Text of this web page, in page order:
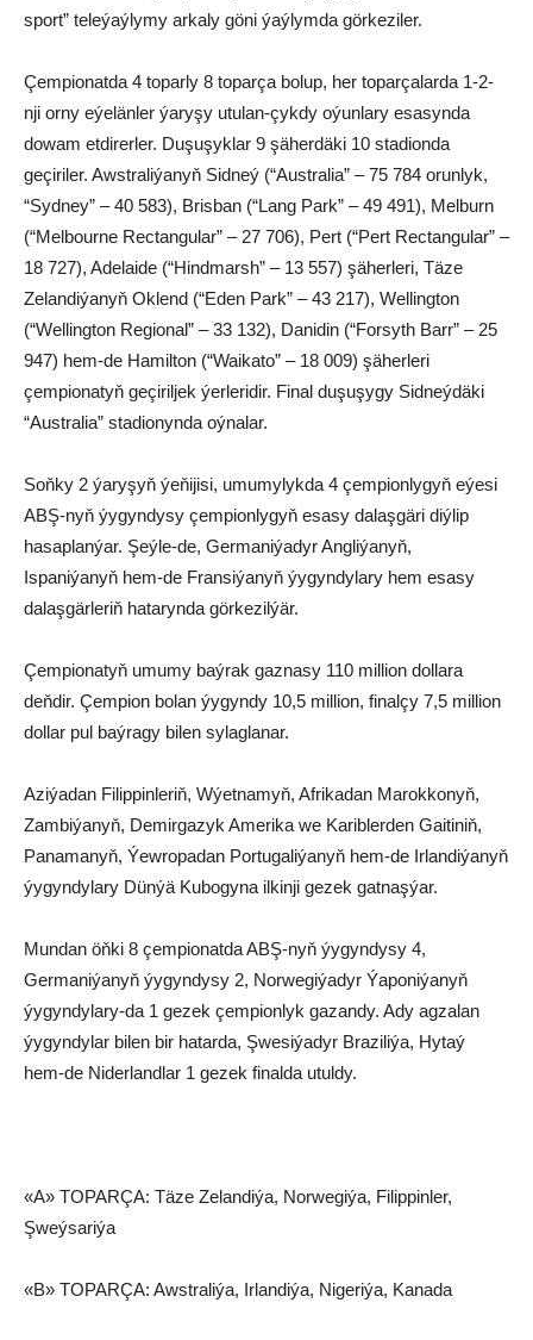
sport” teleýaýlymy arkaly göni ýaýlymda görkeziler.
Çempionatda 4 toparly 8 toparça bolup, her toparçalarda 1-2-
nji orny eýelänler ýaryşy utulan-çykdy oýunlary esasynda
dowam etdirerler. Duşuşyklar 9 şäherdäki 10 stadionda
geçiriler. Awstraliýanyň Sidneý (“Australia” – 75 784 orunlyk,
“Sydney” – 40 583), Brisban (“Lang Park” – 49 491), Melburn
(“Melbourne Rectangular” – 27 706), Pert (“Pert Rectangular” –
18 727), Adelaide (“Hindmarsh” – 13 557) şäherleri, Täze
Zelandiýanyň Oklend (“Eden Park” – 43 217), Wellington
(“Wellington Regional” – 33 132), Danidin (“Forsyth Barr” – 25
947) hem-de Hamilton (“Waikato” – 18 009) şäherleri
çempionatyň geçiriljek ýerleridir. Final duşuşygy Sidneýdäki
“Australia” stadionynda oýnalar.
Soňky 2 ýaryşyň ýeňijisi, umumylykda 4 çempionlygyň eýesi
ABŞ-nyň ýygyndysy çempionlygyň esasy dalaşgäri diýlip
hasaplanýar. Şeýle-de, Germaniýadyr Angliýanyň,
Ispaniýanyň hem-de Fransiýanyň ýygyndylary hem esasy
dalaşgärleriň hatarynda görkezilýär.
Çempionatyň umumy baýrak gaznasy 110 million dollara
deňdir. Çempion bolan ýygyndy 10,5 million, finalçy 7,5 million
dollar pul baýragy bilen sylaglanar.
Aziýadan Filippinleriň, Wýetnamyň, Afrikadan Marokkonyň,
Zambiýanyň, Demirgazyk Amerika we Kariblerden Gaitiniň,
Panamanyň, Ýewropadan Portugaliýanyň hem-de Irlandiýanyň
ýygyndylary Dünýä Kubogyna ilkinji gezek gatnaşýar.
Mundan öňki 8 çempionatda ABŞ-nyň ýygyndysy 4,
Germaniýanyň ýygyndysy 2, Norwegiýadyr Ýaponiýanyň
ýygyndylary-da 1 gezek çempionlyk gazandy. Ady agzalan
ýygyndylar bilen bir hatarda, Şwesiýadyr Braziliýa, Hytaý
hem-de Niderlandlar 1 gezek finalda utuldy.
«A» TOPARÇA: Täze Zelandiýa, Norwegiýa, Filippinler,
Şweýsariýa
«B» TOPARÇA: Awstraliýa, Irlandiýa, Nigeriýa, Kanada